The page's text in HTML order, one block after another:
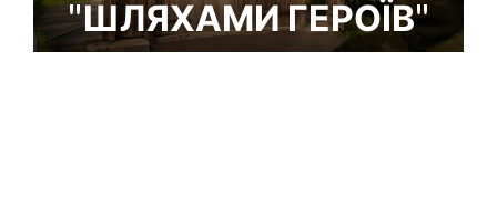
"ШЛЯХАМИ ГЕРОЇВ"